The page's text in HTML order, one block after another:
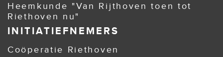
Heemkunde "Van Rijthoven toen tot
Riethoven nu"
INITIATIEFNEMERS
Coöperatie Riethoven